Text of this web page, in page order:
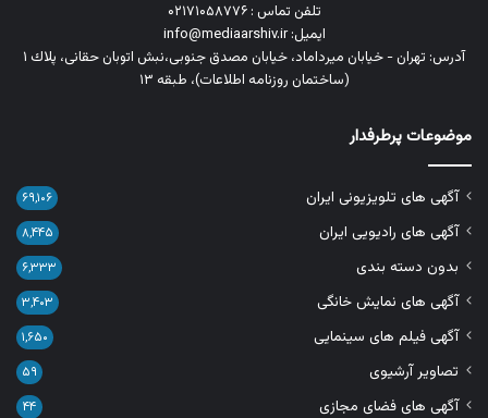
تلفن تماس : ۰۲۱۷۱۰۵۸۷۷۶
ایمیل: info@mediaarshiv.ir
آدرس: تهران - خیابان میرداماد، خیابان مصدق جنوبی،نبش اتوبان حقانی، پلاك ١
(ساختمان روزنامه اطلاعات)، طبقه ۱۳
موضوعات پرطرفدار
آگهی های تلویزیونی ایران ۶۹,۱۰۶
آگهی های رادیویی ایران ۸,۴۴۵
بدون دسته بندی ۶,۳۳۳
آگهی های نمایش خانگی ۳,۴۰۳
آگهی فیلم های سینمایی ۱,۶۵۰
تصاویر آرشیوی ۵۹
آگهی های فضای مجازی ۴۴